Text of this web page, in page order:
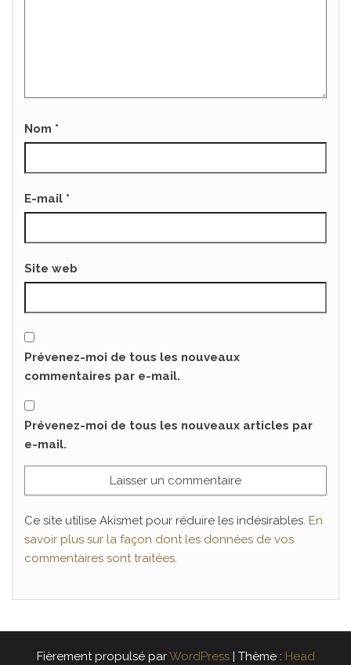
Nom *
E-mail *
Site web
Prévenez-moi de tous les nouveaux
commentaires par e-mail.
Prévenez-moi de tous les nouveaux articles par
e-mail.
Ce site utilise Akismet pour réduire les indésirables. En
savoir plus sur la façon dont les données de vos
commentaires sont traitées.
Fièrement propulsé parWordPress Thème : Head